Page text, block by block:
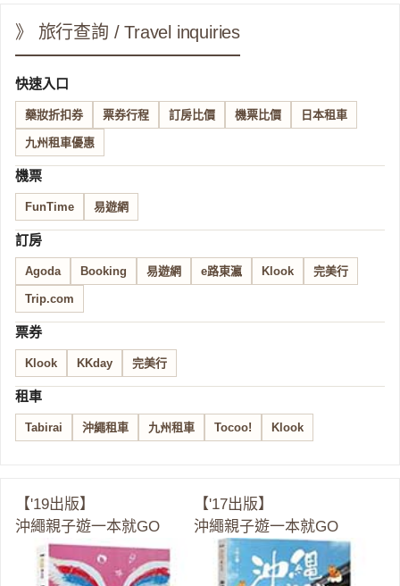
》 旅行查詢 / Travel inquiries
快速入口
藥妝折扣券 票券行程 訂房比價 機票比價 日本租車
九州租車優惠
機票
FunTime 易遊網
訂房
Agoda Booking 易遊網 e路東瀛 Klook 完美行
Trip.com
票券
Klook KKday 完美行
租車
Tabirai 沖繩租車 九州租車 Tocoo! Klook
【'19出版】
沖繩親子遊一本就GO
【'17出版】
沖繩親子遊一本就GO